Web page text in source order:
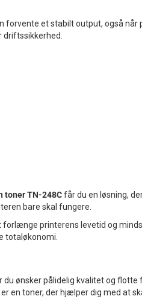
forvente et stabilt output, også når
toner TN-248Cfår du en løsning,
bare skal fungere.
forlænge printerens levetid og
totaløkonomi.
du ønsker pålidelig kvalitet og flotte
en toner, der hjælper dig med at